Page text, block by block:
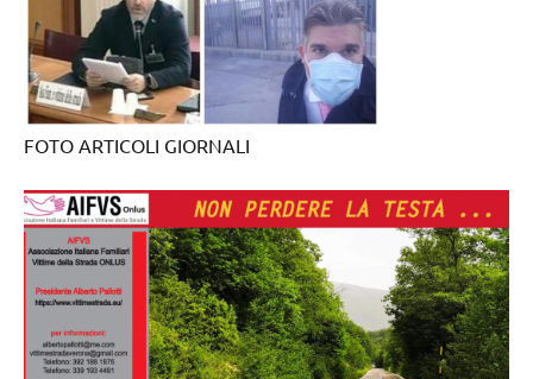
FOTO ARTICOLI GIORNALI